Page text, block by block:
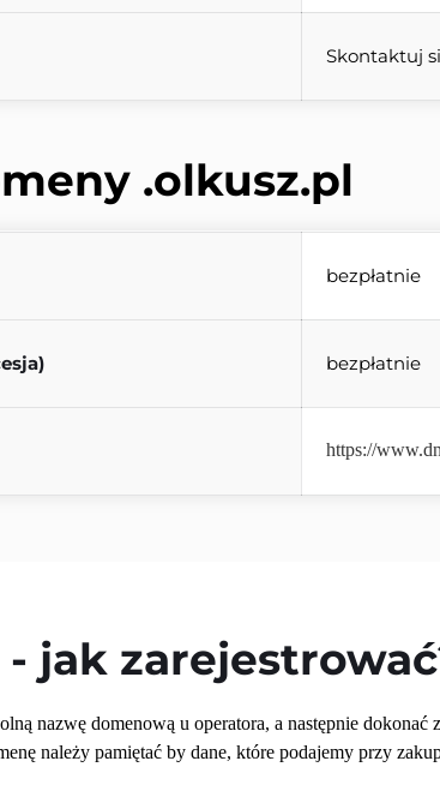
Skontaktuj
.olkusz.pl
bezpłatnie
bezpłatnie
https://
- jak
nazwę domenową u operatora, a następnie dokonać
należy pamiętać by dane, które podajemy przy